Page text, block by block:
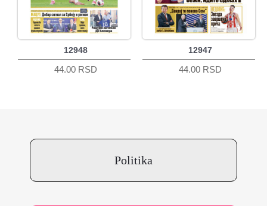
12948
44.00 RSD
12947
44.00 RSD
Politika